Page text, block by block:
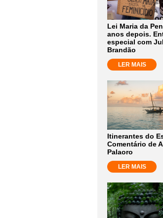
Lei Maria da
anos depois.
especial com
Brandão
LER MAIS
Itinerantes do
Comentário de
Palaoro
LER MAIS